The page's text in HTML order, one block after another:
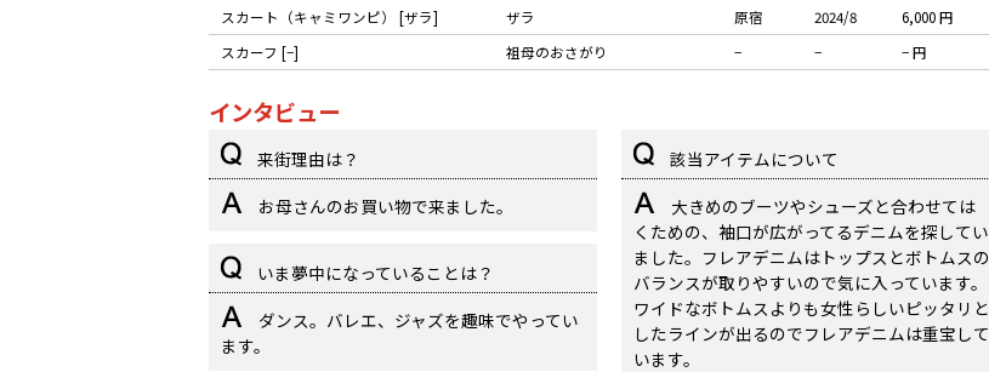
スカート（キャミワンピ） [ザラ]
ザラ 原宿 2024/8
6,000 円
スカーフ [−]
祖母のおさがり − − − 円
インタビュー
来街理由は？
お母さんのお買い物で来ました。
いま夢中になっていることは？
ダンス。バレエ、ジャズを趣味でやってい
ます。
該当アイテムについて
大きめのブーツやシューズと合わせては
くための、袖口が広がってるデニムを探してい
ました。フレアデニムはトップスとボトムスの
バランスが取りやすいので気に入っています。
ワイドなボトムスよりも女性らしいピッタリと
したラインが出るのでフレアデニムは重宝して
います。